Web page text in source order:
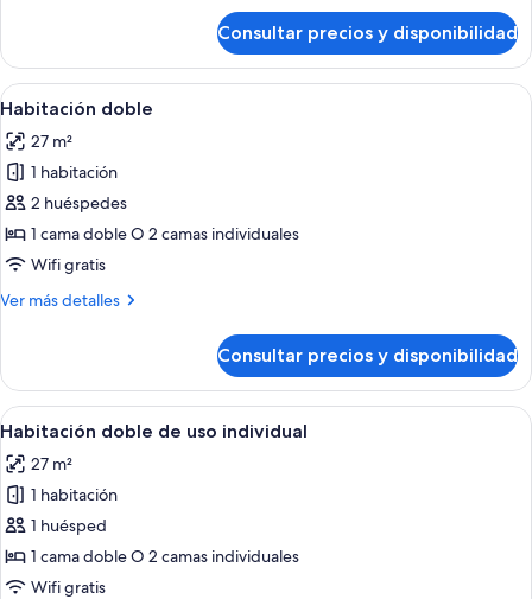
triple
Consultar precios y disponibilidad
Abrir
todas
las
fotos
de
Habitación
doble
Habitación de hotel con una cama
5
Habitación doble
27 m²
1 habitación
2 huéspedes
1 cama doble O 2 camas individuales
Wifi gratis
Ver más detalles
Más
doble
Consultar precios y disponibilidad
Abrir
todas
las
fotos
de
Habitación
doble
Habitación de hotel con una cama
5
Habitación doble de uso individual
27 m²
1 habitación
1 huésped
1 cama doble O 2 camas individuales
Wifi gratis